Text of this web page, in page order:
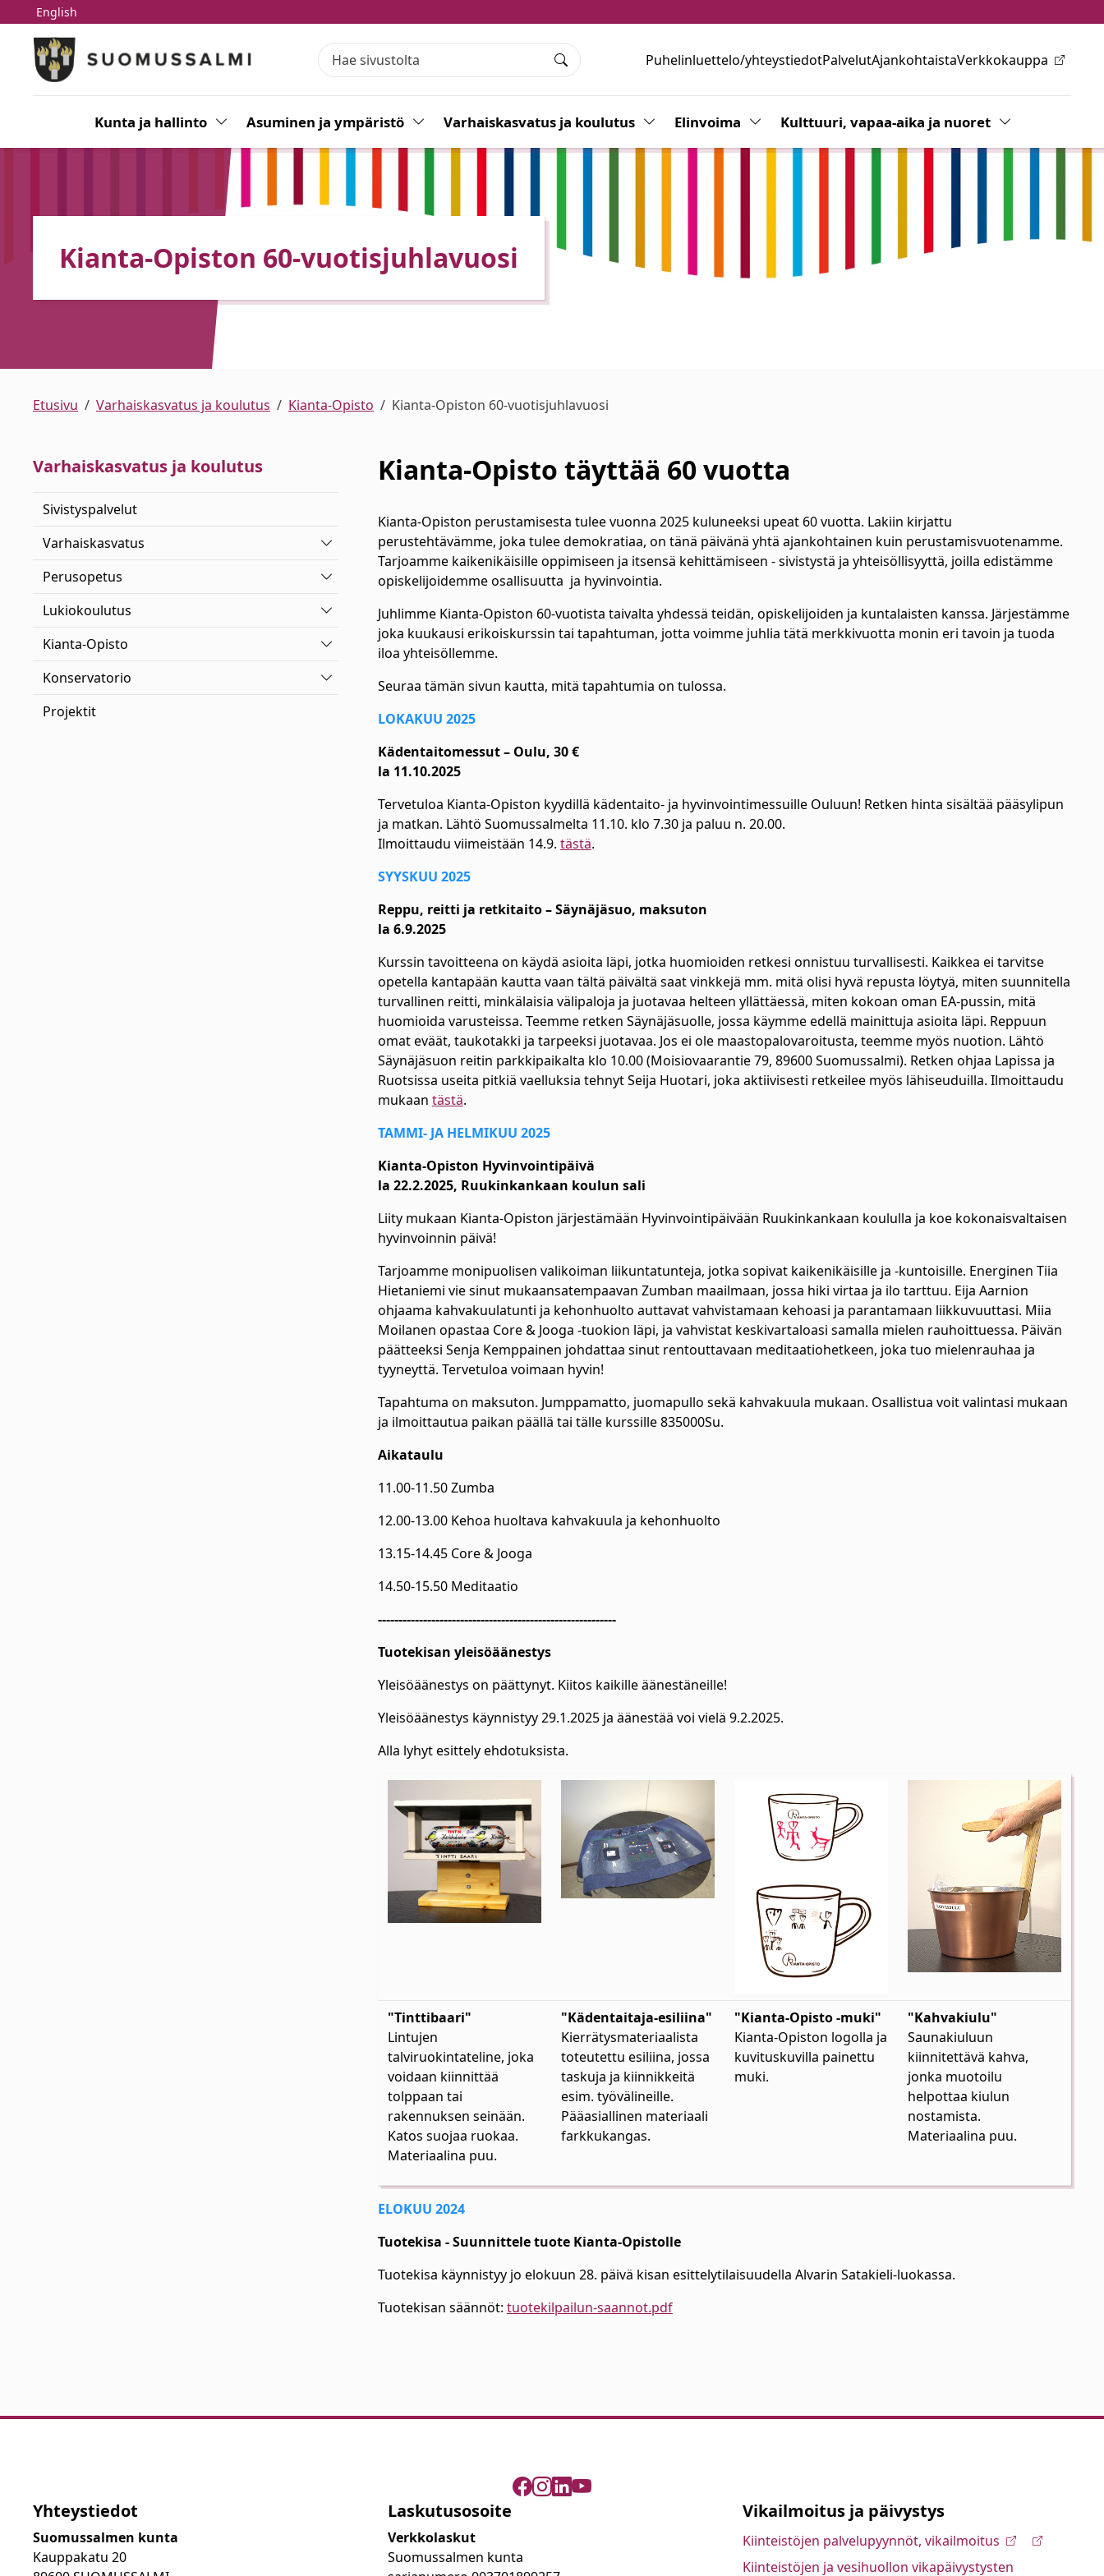
Siirry pääsisältöön
Siirry päävalikkoon
Puhelinluettelo/yhteystiedotPalvelutAjankohtaistaVerkkokauppa
English
Haku
Kunta ja hallinto Vaihda alasvetovalikkoa
Asuminen ja ympäristö Vaihda alasvetovalikkoa
Varhaiskasvatus ja koulutus Vaihda alasvetovalikkoa
Elinvoima Vaihda alasvetovalikkoa
Kulttuuri, vapaa-aika ja nuoret Vaihda
Kianta-Opiston 60-vuotisjuhlavuosi
Etusivu Varhaiskasvatus ja koulutus Kianta-Opisto Kianta-Opiston 60-vuotisjuhlavuosi
Varhaiskasvatus ja koulutus
Sivistyspalvelut
Varhaiskasvatus
Vaihda alasvetovalikkoa
Perusopetus
Vaihda alasvetovalikkoa
Lukiokoulutus
Vaihda alasvetovalikkoa
Kianta-Opisto
Vaihda alasvetovalikkoa
Konservatorio
Vaihda alasvetovalikkoa
Projektit
Kianta-Opisto täyttää 60 vuotta
Kianta-Opiston perustamisesta tulee vuonna 2025 kuluneeksi upeat 60 vuotta. Lakiin kirjattu
perustehtävämme, joka tulee demokratiaa, on tänä päivänä yhtä ajankohtainen kuin perustamisvuotenamme.
Tarjoamme kaikenikäisille oppimiseen ja itsensä kehittämiseen - sivistystä ja yhteisöllisyyttä, joilla edistämme
opiskelijoidemme osallisuutta ja hyvinvointia.
Juhlimme Kianta-Opiston 60-vuotista taivalta yhdessä teidän, opiskelijoiden ja kuntalaisten kanssa. Järjestämme
joka kuukausi erikoiskurssin tai tapahtuman, jotta voimme juhlia tätä merkkivuotta monin eri tavoin ja tuoda
iloa yhteisöllemme.
Seuraa tämän sivun kautta, mitä tapahtumia on tulossa.
LOKAKUU 2025
Kädentaitomessut – Oulu, 30 €
la 11.10.2025
Tervetuloa Kianta-Opiston kyydillä kädentaito- ja hyvinvointimessuille Ouluun! Retken hinta sisältää pääsylipun
ja matkan. Lähtö Suomussalmelta 11.10. klo 7.30 ja paluu n. 20.00.
Ilmoittaudu viimeistään 14.9. tästä.
SYYSKUU 2025
Reppu, reitti ja retkitaito – Säynäjäsuo, maksuton
la 6.9.2025
Kurssin tavoitteena on käydä asioita läpi, jotka huomioiden retkesi onnistuu turvallisesti. Kaikkea ei tarvitse
opetella kantapään kautta vaan tältä päivältä saat vinkkejä mm. mitä olisi hyvä repusta löytyä, miten suunnitella
turvallinen reitti, minkälaisia välipaloja ja juotavaa helteen yllättäessä, miten kokoan oman EA-pussin, mitä
huomioida varusteissa. Teemme retken Säynäjäsuolle, jossa käymme edellä mainittuja asioita läpi. Reppuun
omat eväät, taukotakki ja tarpeeksi juotavaa. Jos ei ole maastopalovaroitusta, teemme myös nuotion. Lähtö
Säynäjäsuon reitin parkkipaikalta klo 10.00 (Moisiovaarantie 79, 89600 Suomussalmi). Retken ohjaa Lapissa ja
Ruotsissa useita pitkiä vaelluksia tehnyt Seija Huotari, joka aktiivisesti retkeilee myös lähiseuduilla. Ilmoittaudu
mukaan tästä.
TAMMI- JA HELMIKUU 2025
Kianta-Opiston Hyvinvointipäivä
la 22.2.2025, Ruukinkankaan koulun sali
Liity mukaan Kianta-Opiston järjestämään Hyvinvointipäivään Ruukinkankaan koululla ja koe kokonaisvaltaisen
hyvinvoinnin päivä!
Tarjoamme monipuolisen valikoiman liikuntatunteja, jotka sopivat kaikenikäisille ja -kuntoisille. Energinen Tiia
Hietaniemi vie sinut mukaansatempaavan Zumban maailmaan, jossa hiki virtaa ja ilo tarttuu. Eija Aarnion
ohjaama kahvakuulatunti ja kehonhuolto auttavat vahvistamaan kehoasi ja parantamaan liikkuvuuttasi. Miia
Moilanen opastaa Core & Jooga -tuokion läpi, ja vahvistat keskivartaloasi samalla mielen rauhoittuessa. Päivän
päätteeksi Senja Kemppainen johdattaa sinut rentouttavaan meditaatiohetkeen, joka tuo mielenrauhaa ja
tyyneyttä. Tervetuloa voimaan hyvin!
Tapahtuma on maksuton. Jumppamatto, juomapullo sekä kahvakuula mukaan. Osallistua voit valintasi mukaan
ja ilmoittautua paikan päällä tai tälle kurssille 835000Su.
Aikataulu
11.00-11.50 Zumba
12.00-13.00 Kehoa huoltava kahvakuula ja kehonhuolto
13.15-14.45 Core & Jooga
14.50-15.50 Meditaatio
----------------------------------------------------------
Tuotekisan yleisöäänestys
Yleisöäänestys on päättynyt. Kiitos kaikille äänestäneille!
Yleisöäänestys käynnistyy 29.1.2025 ja äänestää voi vielä 9.2.2025.
Alla lyhyt esittely ehdotuksista.
"Tinttibaari"
Lintujen
talviruokintateline, joka
voidaan kiinnittää
tolppaan tai
rakennuksen seinään.
Katos suojaa ruokaa.
Materiaalina puu.
"Kädentaitaja-esiliina"
Kierrätysmateriaalista
toteutettu esiliina, jossa
taskuja ja kiinnikkeitä
esim. työvälineille.
Pääasiallinen materiaali
farkkukangas.
"Kianta-Opisto -muki"
Kianta-Opiston logolla ja
kuvituskuvilla painettu
muki.
"Kahvakiulu"
Saunakiuluun
kiinnitettävä kahva,
jonka muotoilu
helpottaa kiulun
nostamista.
Materiaalina puu.
ELOKUU 2024
Tuotekisa - Suunnittele tuote Kianta-Opistolle
Tuotekisa käynnistyy jo elokuun 28. päivä kisan esittelytilaisuudella Alvarin Satakieli-luokassa.
Tuotekisan säännöt: tuotekilpailun-saannot.pdf
Yhteystiedot
Suomussalmen kunta
Kauppakatu 20
Laskutusosoite
Verkkolaskut
Suomussalmen kunta
Vikailmoitus ja päivystys
Kiinteistöjen palvelupyynnöt, vikailmoitus
Kiinteistöjen ja vesihuollon vikapäivystysten